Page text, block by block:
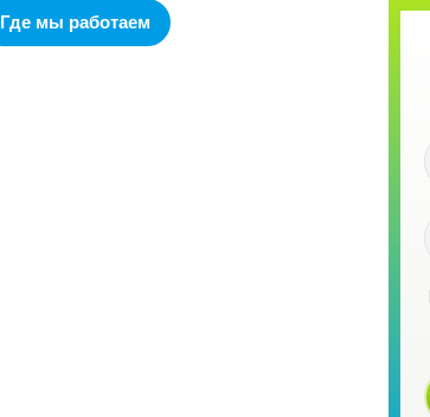
Где мы работаем